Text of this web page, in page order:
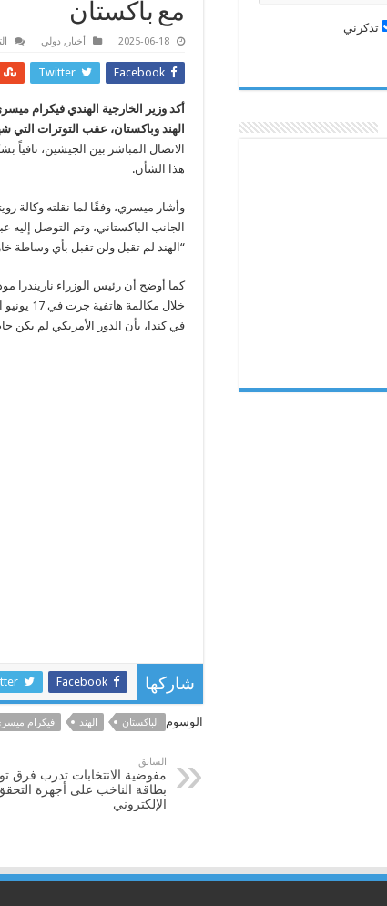
مع باكستان
2025-06-18 أخبار , دولي
Facebook
Twitter
أكد وزير الخارجية الهندي فيكرام
الهند وباكستان، عقب التوترات التي
الاتصال المباشر بين الجيشين،
هذا الشأن.
وأشار ميسري، وفقًا لما نقلته وكالة
الجانب الباكستاني، وتم التوصل إليه
“الهند لم تقبل ولن تقبل بأي وساطة
كما أوضح أن رئيس الوزراء ناريندرا
خلال
في كندا، بأن الدور الأمريكي لم
شاركها Facebook
الوسوم الباكستان الهند فيكرام
السابق
مفوضية الانتخابات تدرب فرق
بطاقة الناخب على أجهزة
الإلكتروني
تذكرني